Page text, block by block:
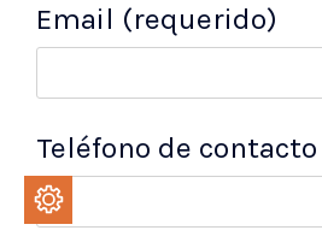
Email (requerido)
Teléfono de contacto